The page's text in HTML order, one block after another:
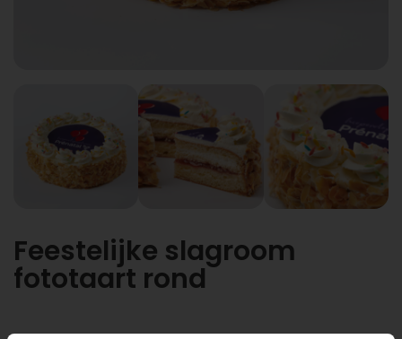
Feestelijke slagroom
fototaart rond